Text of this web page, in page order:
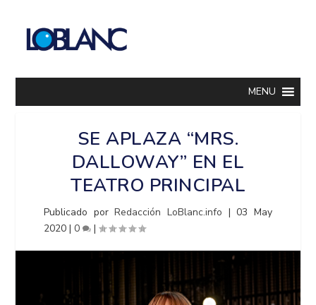
MENU
SE APLAZA “MRS.
DALLOWAY” EN EL
TEATRO PRINCIPAL
Publicado porRedacción LoBlanc.info |03 May
2020 |0 |